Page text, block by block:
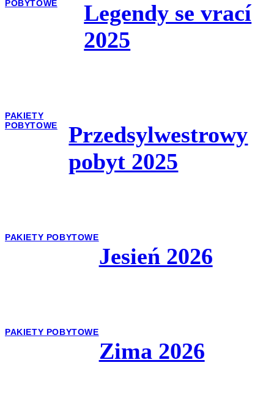
POBYTOWE
Legendy se vrací
2025
PAKIETY
POBYTOWE
Przedsylwestrowy
pobyt 2025
PAKIETY POBYTOWE
Jesień 2026
PAKIETY POBYTOWE
Zima 2026